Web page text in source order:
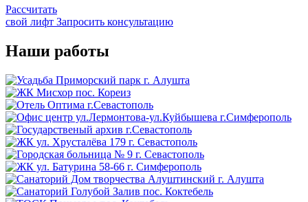
Рассчитать
свой лифт Запросить консультацию
Наши работы